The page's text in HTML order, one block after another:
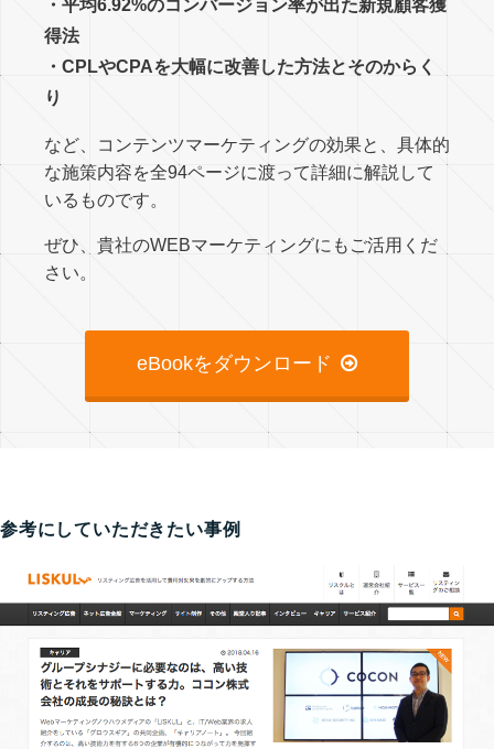
・平均6.92%のコンバージョン率が出た新規顧客獲
得法
・CPLやCPAを大幅に改善した方法とそのからく
り
など、コンテンツマーケティングの効果と、具体的
な施策内容を全94ページに渡って詳細に解説して
いるものです。
ぜひ、貴社のWEBマーケティングにもご活用くだ
さい。
eBookをダウンロード
参考にしていただきたい事例